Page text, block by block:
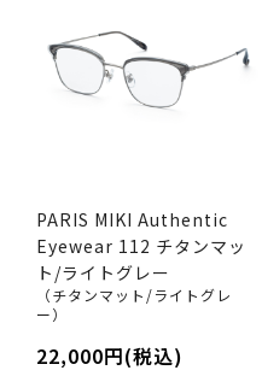
PARIS MIKI Authentic
Eyewear 112 チタンマッ
ト/ライトグレー
（チタンマット/ライトグレ
ー）
22,000円(税込)